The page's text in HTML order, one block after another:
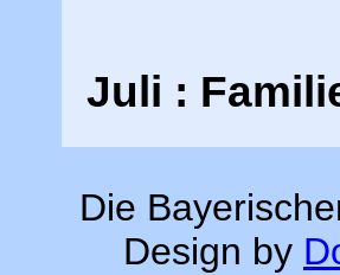
Juli :
Die
Design by